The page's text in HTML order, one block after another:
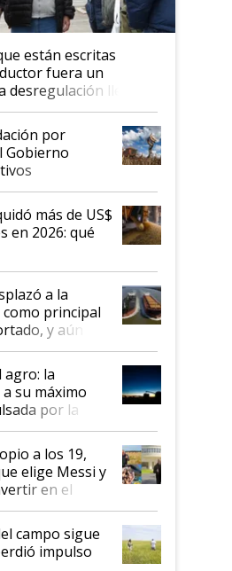
están escritas
fuera un
desregulación llegó
y hasta se
al IPCVA
por
Gobierno
más de US$
en 2026: qué
a la
principal
y aún así
seis de cada
el
semestre
agro: la
su máximo
por la
a los 19,
elige Messi y
en el
como "darle
droga":
el libertario
crisis salió
campo sigue
impulso